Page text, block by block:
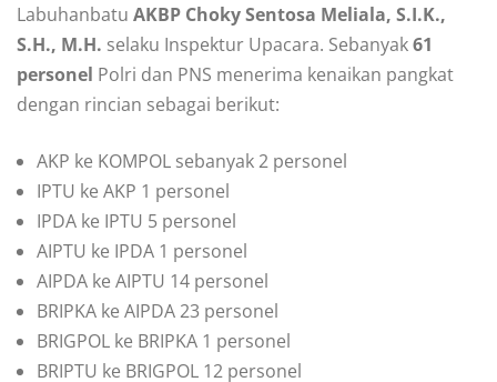
Labuhanbatu AKBP Choky Sentosa Meliala, S.I.K.,
S.H., M.H. selaku Inspektur Upacara. Sebanyak61
personel Polri dan PNS menerima kenaikan pangkat
dengan rincian sebagai berikut:
AKP ke KOMPOL sebanyak 2 personel
IPTU ke AKP 1 personel
IPDA ke IPTU 5 personel
AIPTU ke IPDA 1 personel
AIPDA ke AIPTU 14 personel
BRIPKA ke AIPDA 23 personel
BRIGPOL ke BRIPKA 1 personel
BRIPTU ke BRIGPOL 12 personel